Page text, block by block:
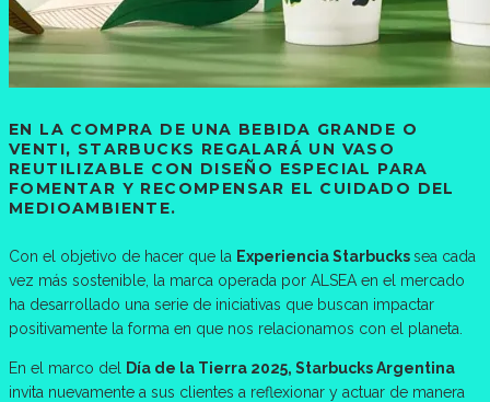
EN LA COMPRA DE UNA BEBIDA GRANDE O
VENTI, STARBUCKS REGALARÁ UN VASO
REUTILIZABLE CON DISEÑO ESPECIAL PARA
FOMENTAR Y RECOMPENSAR EL CUIDADO DEL
MEDIOAMBIENTE.
Con el objetivo de hacer que la Experiencia Starbuckssea cada
vez más sostenible, la marca operada por ALSEA en el mercado
ha desarrollado una serie de iniciativas que buscan impactar
positivamente la forma en que nos relacionamos con el planeta.
En el marco del Día de la Tierra 2025, Starbucks Argentina
invita nuevamente a sus clientes a reflexionar y actuar de manera